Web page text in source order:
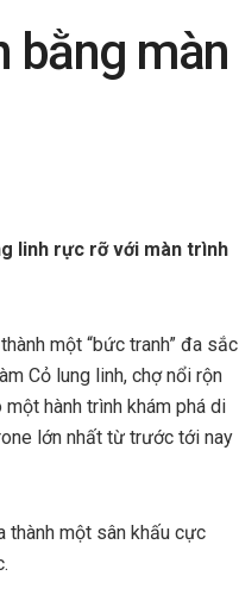
bằng màn
linh rực rỡ với màn trình
một “bức tranh” đa sắc
Cỏ lung linh, chợ nổi rộn
hành trình khám phá di
lớn nhất từ trước tới nay
thành một sân khấu cực